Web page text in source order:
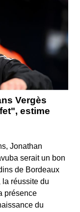
Vergès
estime
Jonathan
serait un bon
de Bordeaux
réussite du
présence
du